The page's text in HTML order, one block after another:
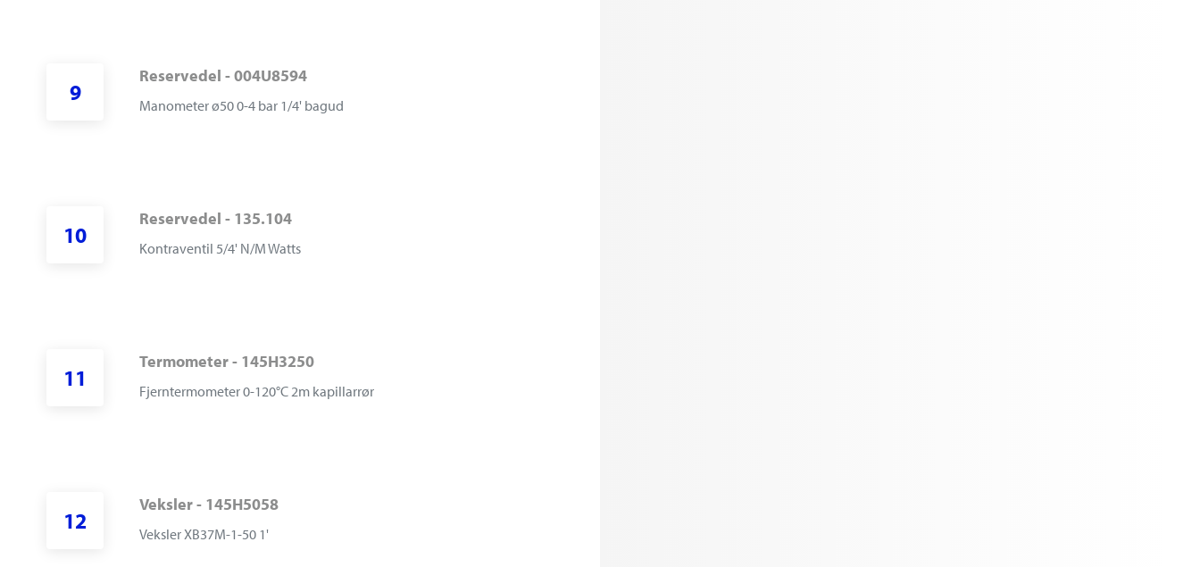
9
Reservedel - 004U8594
Manometer ø50 0-4 bar 1/4' bagud
10
Reservedel - 135.104
Kontraventil 5/4' N/M Watts
11
Termometer - 145H3250
Fjerntermometer 0-120°C 2m kapillarrør
12
Veksler - 145H5058
Veksler XB37M-1-50 1'